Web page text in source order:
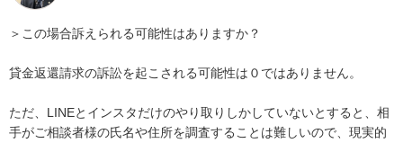
＞この場合訴えられる可能性はありますか？
貸金返還請求の訴訟を起こされる可能性は０ではありません。
ただ、LINEとインスタだけのやり取りしかしていないとすると、相
手がご相談者様の氏名や住所を調査することは難しいので、現実的